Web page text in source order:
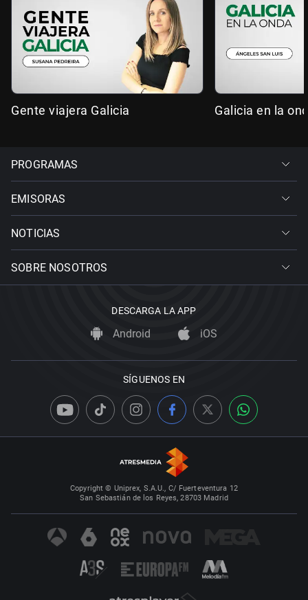
Gente viajera Galicia Galicia en la
PROGRAMAS
EMISORAS
NOTICIAS
SOBRE NOSOTROS
DESCARGA LA APP
Android iOS
SÍGUENOS EN
Copyright © Uniprex, S.A.U., C/ Fuerteventura 12
San Sebastián de los Reyes, 28703 Madrid